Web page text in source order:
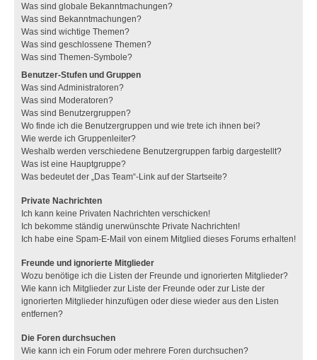
Was sind globale Bekanntmachungen?
Was sind Bekanntmachungen?
Was sind wichtige Themen?
Was sind geschlossene Themen?
Was sind Themen-Symbole?
Benutzer-Stufen und Gruppen
Was sind Administratoren?
Was sind Moderatoren?
Was sind Benutzergruppen?
Wo finde ich die Benutzergruppen und wie trete ich ihnen bei?
Wie werde ich Gruppenleiter?
Weshalb werden verschiedene Benutzergruppen farbig dargestellt?
Was ist eine Hauptgruppe?
Was bedeutet der „Das Team“-Link auf der Startseite?
Private Nachrichten
Ich kann keine Privaten Nachrichten verschicken!
Ich bekomme ständig unerwünschte Private Nachrichten!
Ich habe eine Spam-E-Mail von einem Mitglied dieses Forums erhalten!
Freunde und ignorierte Mitglieder
Wozu benötige ich die Listen der Freunde und ignorierten Mitglieder?
Wie kann ich Mitglieder zur Liste der Freunde oder zur Liste der
ignorierten Mitglieder hinzufügen oder diese wieder aus den Listen
entfernen?
Die Foren durchsuchen
Wie kann ich ein Forum oder mehrere Foren durchsuchen?